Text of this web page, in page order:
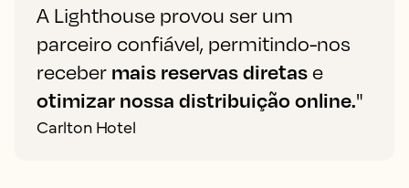
A Lighthouse provou ser um
parceiro confiável, permitindo-nos
receber mais reservas diretase
otimizar nossa distribuição online."
Carlton Hotel